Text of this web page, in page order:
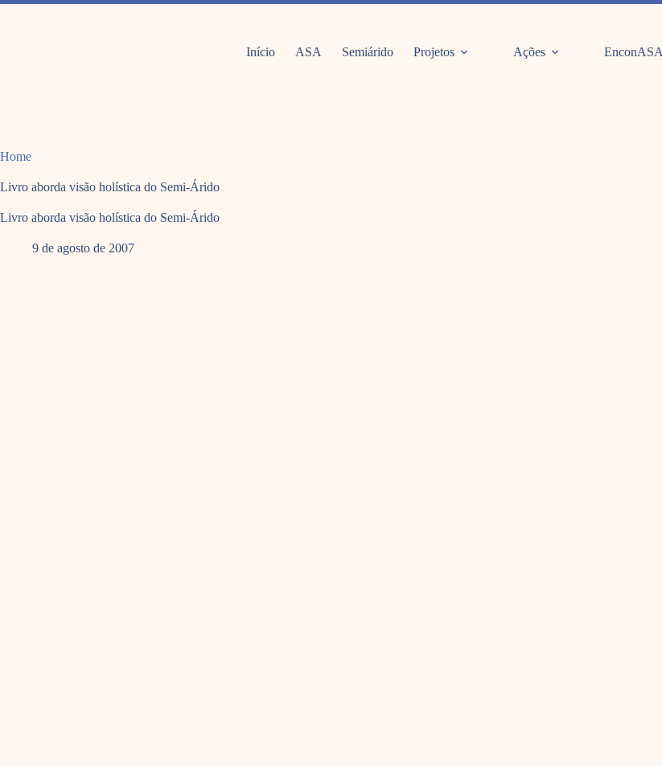
Pular
Início ASA Semiárido Projetos Ações EnconASA
Home
Livro aborda visão holística do Semi-Árido
Livro aborda visão holística do Semi-Árido
9 de agosto de 2007